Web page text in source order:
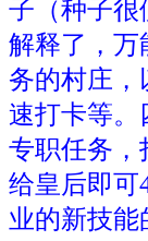
子（种子很
解释了，万
务的村庄，
速打卡等。
专职任务，
给皇后即可
业的新技能